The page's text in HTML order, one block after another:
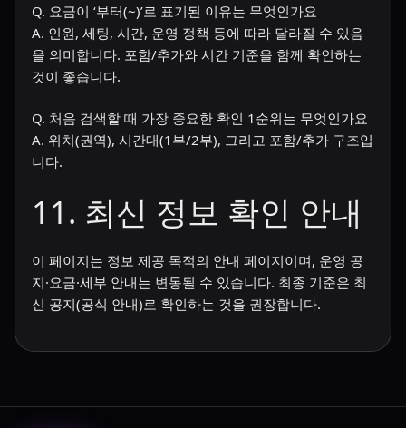
Q. 요금이 ‘부터(~)’로 표기된 이유는 무엇인가요
A. 인원, 세팅, 시간, 운영 정책 등에 따라 달라질 수 있음
을 의미합니다. 포함/추가와 시간 기준을 함께 확인하는
것이 좋습니다.
Q. 처음 검색할 때 가장 중요한 확인 1순위는 무엇인가요
A. 위치(권역), 시간대(1부/2부), 그리고 포함/추가 구조입
니다.
11. 최신 정보 확인 안내
이 페이지는 정보 제공 목적의 안내 페이지이며, 운영 공
지·요금·세부 안내는 변동될 수 있습니다. 최종 기준은 최
신 공지(공식 안내)로 확인하는 것을 권장합니다.